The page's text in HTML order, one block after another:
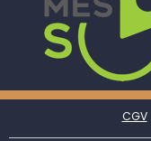
CGV